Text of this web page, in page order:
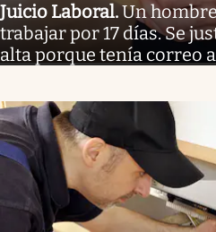
Juicio Laboral.Un
trabajar por 17 días. Se
alta porque tenía correo